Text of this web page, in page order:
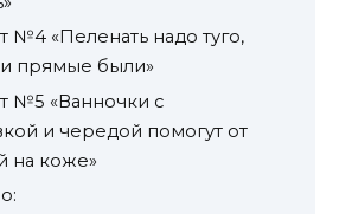
№4 «Пеленать надо туго,
прямые были»
№5 «Ванночки с
и чередой помогут от
на коже»